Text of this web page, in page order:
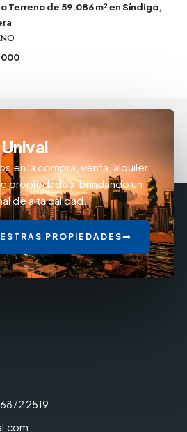
Terreno de 59.086 m² en Síndigo,
en la compra, venta, alquiler
propiedades, brindando un
de alta calidad.
PROPIEDADES
2519